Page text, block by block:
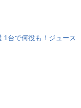
1台で何役も！ジュース